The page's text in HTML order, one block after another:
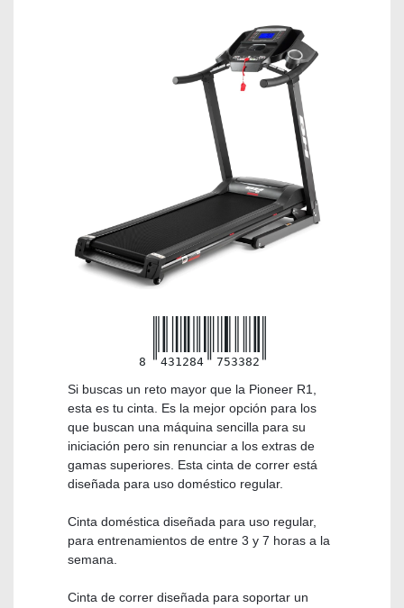
8 431284 753382
Si buscas un reto mayor que la Pioneer R1,
esta es tu cinta. Es la mejor opción para los
que buscan una máquina sencilla para su
iniciación pero sin renunciar a los extras de
gamas superiores. Esta cinta de correr está
diseñada para uso doméstico regular.
Cinta doméstica diseñada para uso regular,
para entrenamientos de entre 3 y 7 horas a la
semana.
Cinta de correr diseñada para soportar un